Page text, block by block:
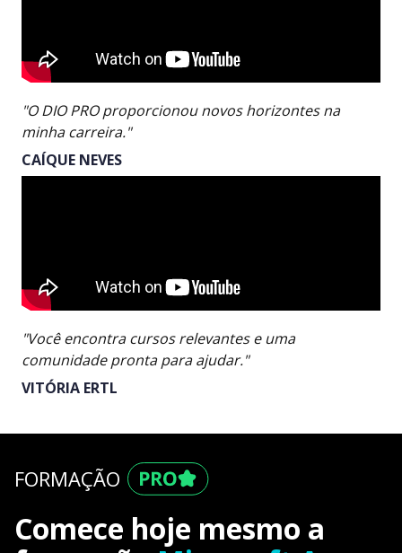
"O DIO PRO proporcionou novos horizontes na
minha carreira."
CAÍQUE NEVES
"Você encontra cursos relevantes e uma
comunidade pronta para ajudar."
VITÓRIA ERTL
FORMAÇÃO
Comece hoje mesmo a